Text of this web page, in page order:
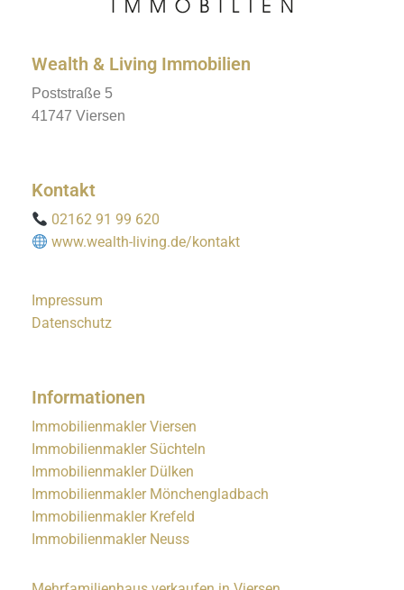
Wealth & Living Immobilien
Poststraße 5
41747 Viersen
Kontakt
02162 91 99 620
www.wealth-living.de/kontakt
Impressum
Datenschutz
Informationen
Immobilienmakler Viersen
Immobilienmakler Süchteln
Immobilienmakler Dülken
Immobilienmakler Mönchengladbach
Immobilienmakler Krefeld
Immobilienmakler Neuss